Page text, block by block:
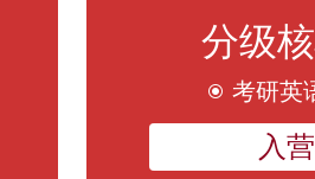
分级
考研英
入